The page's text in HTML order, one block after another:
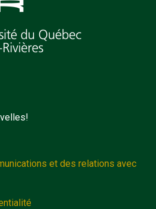
et des relations avec